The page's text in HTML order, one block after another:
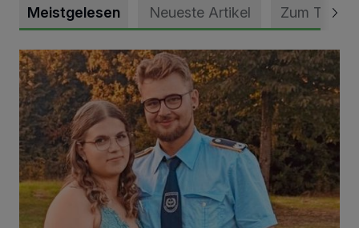
Meistgelesen Neueste Artikel Zum Thema
Mit Herzblut die Gemeinschaft leben